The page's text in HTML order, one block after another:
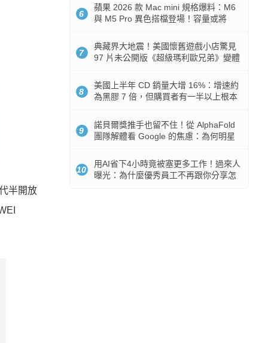
半開放
6
蘋果 2026 款 Mac mini 規格爆料：M6
與 M5 Pro 異色搭檔登場！容量或將
7
典藏界大地震！美國懷舊遊戲小店驚見
97 片未公開版《超級瑪利歐兄弟》變體
8
美國上半年 CD 銷量大增 16%：增速約
為黑膠 7 倍，但購買者有一半以上根本
9
諾貝爾獎推手也留不住！從 AlphaFold
團隊解體看 Google 的焦慮：為何明星
10
用AI省下4小時竟被塞更多工作！過來人
曝光：為什麼優秀員工不再跟你分享怎